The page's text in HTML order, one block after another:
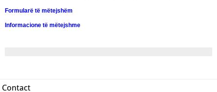
Formularë të mëtejshëm
Informacione të mëtejshme
Contact